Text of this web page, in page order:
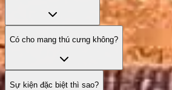
Có cho mang thú cưng không?
Sự kiện đặc biệt thì sao?